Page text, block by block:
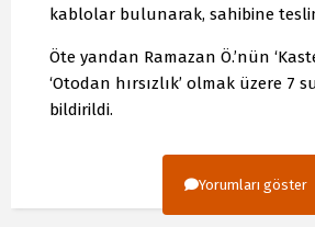
kablolar bulunarak, sahibine
Öte yandan Ramazan Ö.’nün
‘Otodan hırsızlık’ olmak üzere 7
bildirildi.
Yorumları göster